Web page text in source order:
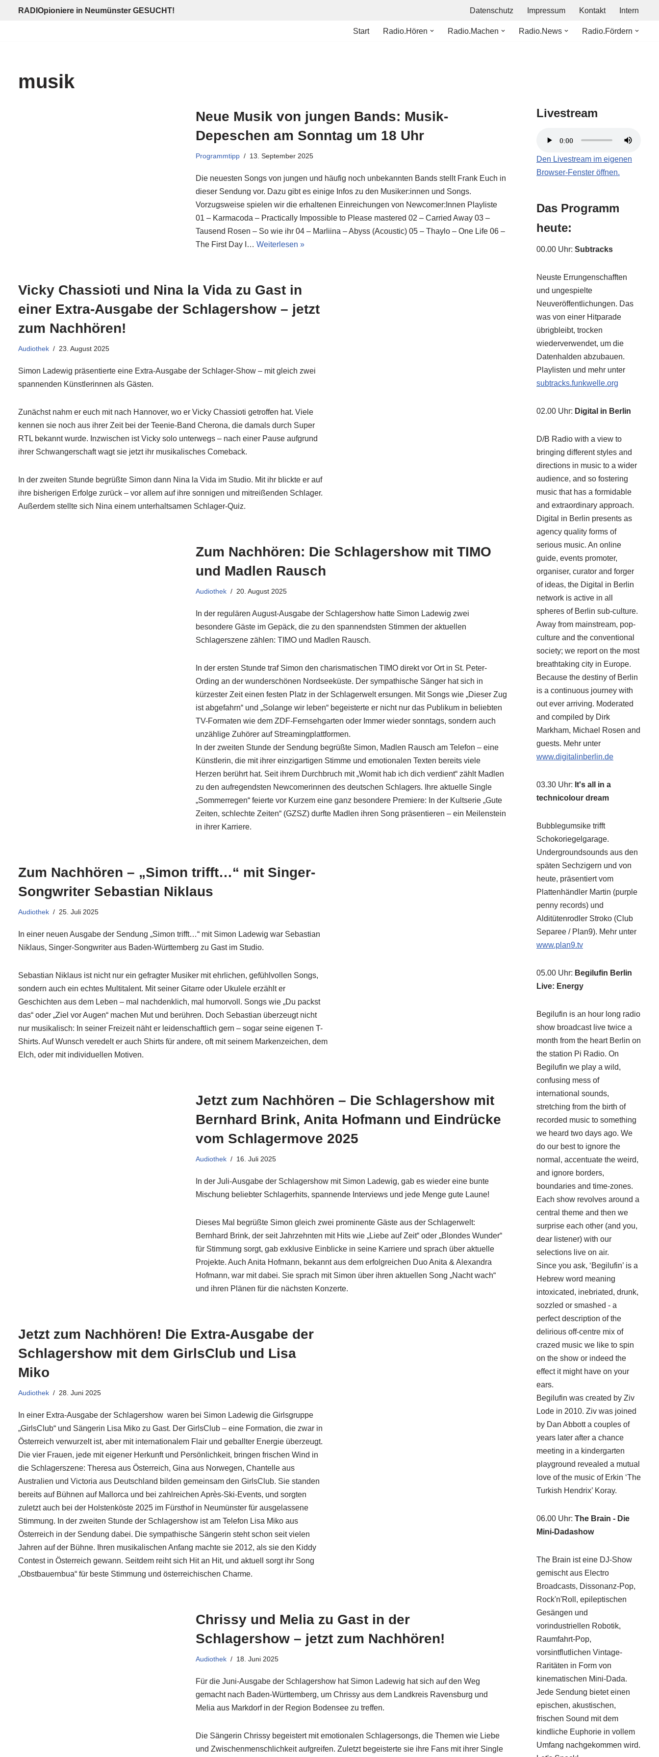
RADIOpioniere in Neumünster GESUCHT! Datenschutz Impressum Kontakt Intern
Start Radio.Hören Radio.Machen Radio.News Radio.Fördern
musik
Neue Musik von jungen Bands: Musik-
Depeschen am Sonntag um 18 Uhr
Programmtipp 13. September 2025
Die neuesten Songs von jungen und häufig noch unbekannten Bands stellt Frank Euch in
dieser Sendung vor. Dazu gibt es einige Infos zu den Musiker:innen und Songs.
Vorzugsweise spielen wir die erhaltenen Einreichungen von Newcomer:Innen Playliste
01 – Karmacoda – Practically Impossible to Please mastered 02 – Carried Away 03 –
Tausend Rosen – So wie ihr 04 – Marliina – Abyss (Acoustic) 05 – Thaylo – One Life 06 –
The First Day I… Weiterlesen »
Vicky Chassioti und Nina la Vida zu Gast in
einer Extra-Ausgabe der Schlagershow – jetzt
zum Nachhören!
Audiothek 23. August 2025
Simon Ladewig präsentierte eine Extra-Ausgabe der Schlager-Show – mit gleich zwei
spannenden Künstlerinnen als Gästen.
Zunächst nahm er euch mit nach Hannover, wo er Vicky Chassioti getroffen hat. Viele
kennen sie noch aus ihrer Zeit bei der Teenie-Band Cherona, die damals durch Super
RTL bekannt wurde. Inzwischen ist Vicky solo unterwegs – nach einer Pause aufgrund
ihrer Schwangerschaft wagt sie jetzt ihr musikalisches Comeback.
In der zweiten Stunde begrüßte Simon dann Nina la Vida im Studio. Mit ihr blickte er auf
ihre bisherigen Erfolge zurück – vor allem auf ihre sonnigen und mitreißenden Schlager.
Außerdem stellte sich Nina einem unterhaltsamen Schlager-Quiz.
Zum Nachhören: Die Schlagershow mit TIMO
und Madlen Rausch
Audiothek 20. August 2025
In der regulären August-Ausgabe der Schlagershow hatte Simon Ladewig zwei
besondere Gäste im Gepäck, die zu den spannendsten Stimmen der aktuellen
Schlagerszene zählen: TIMO und Madlen Rausch.
In der ersten Stunde traf Simon den charismatischen TIMO direkt vor Ort in St. Peter-
Ording an der wunderschönen Nordseeküste. Der sympathische Sänger hat sich in
kürzester Zeit einen festen Platz in der Schlagerwelt ersungen. Mit Songs wie „Dieser Zug
ist abgefahrn“ und „Solange wir leben“ begeisterte er nicht nur das Publikum in beliebten
TV-Formaten wie dem ZDF-Fernsehgarten oder Immer wieder sonntags, sondern auch
unzählige Zuhörer auf Streamingplattformen.
In der zweiten Stunde der Sendung begrüßte Simon, Madlen Rausch am Telefon – eine
Künstlerin, die mit ihrer einzigartigen Stimme und emotionalen Texten bereits viele
Herzen berührt hat. Seit ihrem Durchbruch mit „Womit hab ich dich verdient“ zählt Madlen
zu den aufregendsten Newcomerinnen des deutschen Schlagers. Ihre aktuelle Single
„Sommerregen“ feierte vor Kurzem eine ganz besondere Premiere: In der Kultserie „Gute
Zeiten, schlechte Zeiten“ (GZSZ) durfte Madlen ihren Song präsentieren – ein Meilenstein
in ihrer Karriere.
Zum Nachhören – „Simon trifft…“ mit Singer-
Songwriter Sebastian Niklaus
Audiothek 25. Juli 2025
In einer neuen Ausgabe der Sendung „Simon trifft…“ mit Simon Ladewig war Sebastian
Niklaus, Singer-Songwriter aus Baden-Württemberg zu Gast im Studio.
Sebastian Niklaus ist nicht nur ein gefragter Musiker mit ehrlichen, gefühlvollen Songs,
sondern auch ein echtes Multitalent. Mit seiner Gitarre oder Ukulele erzählt er
Geschichten aus dem Leben – mal nachdenklich, mal humorvoll. Songs wie „Du packst
das“ oder „Ziel vor Augen“ machen Mut und berühren. Doch Sebastian überzeugt nicht
nur musikalisch: In seiner Freizeit näht er leidenschaftlich gern – sogar seine eigenen T-
Shirts. Auf Wunsch veredelt er auch Shirts für andere, oft mit seinem Markenzeichen, dem
Elch, oder mit individuellen Motiven.
Jetzt zum Nachhören – Die Schlagershow mit
Bernhard Brink, Anita Hofmann und Eindrücke
vom Schlagermove 2025
Audiothek 16. Juli 2025
In der Juli-Ausgabe der Schlagershow mit Simon Ladewig, gab es wieder eine bunte
Mischung beliebter Schlagerhits, spannende Interviews und jede Menge gute Laune!
Dieses Mal begrüßte Simon gleich zwei prominente Gäste aus der Schlagerwelt:
Bernhard Brink, der seit Jahrzehnten mit Hits wie „Liebe auf Zeit“ oder „Blondes Wunder“
für Stimmung sorgt, gab exklusive Einblicke in seine Karriere und sprach über aktuelle
Projekte. Auch Anita Hofmann, bekannt aus dem erfolgreichen Duo Anita & Alexandra
Hofmann, war mit dabei. Sie sprach mit Simon über ihren aktuellen Song „Nacht wach“
und ihren Plänen für die nächsten Konzerte.
Jetzt zum Nachhören! Die Extra-Ausgabe der
Schlagershow mit dem GirlsClub und Lisa
Miko
Audiothek 28. Juni 2025
In einer Extra-Ausgabe der Schlagershow waren bei Simon Ladewig die Girlsgruppe
„GirlsClub“ und Sängerin Lisa Miko zu Gast. Der GirlsClub – eine Formation, die zwar in
Österreich verwurzelt ist, aber mit internationalem Flair und geballter Energie überzeugt.
Die vier Frauen, jede mit eigener Herkunft und Persönlichkeit, bringen frischen Wind in
die Schlagerszene: Theresa aus Österreich, Gina aus Norwegen, Chantelle aus
Australien und Victoria aus Deutschland bilden gemeinsam den GirlsClub. Sie standen
bereits auf Bühnen auf Mallorca und bei zahlreichen Après-Ski-Events, und sorgten
zuletzt auch bei der Holstenköste 2025 im Fürsthof in Neumünster für ausgelassene
Stimmung. In der zweiten Stunde der Schlagershow ist am Telefon Lisa Miko aus
Österreich in der Sendung dabei. Die sympathische Sängerin steht schon seit vielen
Jahren auf der Bühne. Ihren musikalischen Anfang machte sie 2012, als sie den Kiddy
Contest in Österreich gewann. Seitdem reiht sich Hit an Hit, und aktuell sorgt ihr Song
„Obstbauernbua“ für beste Stimmung und österreichischen Charme.
Chrissy und Melia zu Gast in der
Schlagershow – jetzt zum Nachhören!
Audiothek 18. Juni 2025
Für die Juni-Ausgabe der Schlagershow hat Simon Ladewig hat sich auf den Weg
gemacht nach Baden-Württemberg, um Chrissy aus dem Landkreis Ravensburg und
Melia aus Markdorf in der Region Bodensee zu treffen.
Die Sängerin Chrissy begeistert mit emotionalen Schlagersongs, die Themen wie Liebe
und Zwischenmenschlichkeit aufgreifen. Zuletzt begeisterte sie ihre Fans mit ihrer Single
Livestream
Den Livestream im eigenen
Browser-Fenster öffnen.
Das Programm
heute:
00.00 Uhr: Subtracks
Neuste Errungenschafften
und ungespielte
Neuveröffentlichungen. Das
was von einer Hitparade
übrigbleibt, trocken
wiederverwendet, um die
Datenhalden abzubauen.
Playlisten und mehr unter
subtracks.funkwelle.org
02.00 Uhr: Digital in Berlin
D/B Radio with a view to
bringing different styles and
directions in music to a wider
audience, and so fostering
music that has a formidable
and extraordinary approach.
Digital in Berlin presents as
agency quality forms of
serious music. An online
guide, events promoter,
organiser, curator and forger
of ideas, the Digital in Berlin
network is active in all
spheres of Berlin sub-culture.
Away from mainstream, pop-
culture and the conventional
society; we report on the most
breathtaking city in Europe.
Because the destiny of Berlin
is a continuous journey with
out ever arriving. Moderated
and compiled by Dirk
Markham, Michael Rosen and
guests. Mehr unter
www.digitalinberlin.de
03.30 Uhr: It's all in a
technicolour dream
Bubblegumsike trifft
Schokoriegelgarage.
Undergroundsounds aus den
späten Sechzigern und von
heute, präsentiert vom
Plattenhändler Martin (purple
penny records) und
Alditütenrodler Stroko (Club
Separee / Plan9). Mehr unter
www.plan9.tv
05.00 Uhr: Begilufin Berlin
Live: Energy
Begilufin is an hour long radio
show broadcast live twice a
month from the heart Berlin on
the station Pi Radio. On
Begilufin we play a wild,
confusing mess of
international sounds,
stretching from the birth of
recorded music to something
we heard two days ago. We
do our best to ignore the
normal, accentuate the weird,
and ignore borders,
boundaries and time-zones.
Each show revolves around a
central theme and then we
surprise each other (and you,
dear listener) with our
selections live on air.
Since you ask, ‘Begilufin’ is a
Hebrew word meaning
intoxicated, inebriated, drunk,
sozzled or smashed - a
perfect description of the
delirious off-centre mix of
crazed music we like to spin
on the show or indeed the
effect it might have on your
ears.
Begilufin was created by Ziv
Lode in 2010. Ziv was joined
by Dan Abbott a couples of
years later after a chance
meeting in a kindergarten
playground revealed a mutual
love of the music of Erkin ‘The
Turkish Hendrix’ Koray.
06.00 Uhr: The Brain - Die
Mini-Dadashow
The Brain ist eine DJ-Show
gemischt aus Electro
Broadcasts, Dissonanz-Pop,
Rock'n'Roll, epileptischen
Gesängen und
vorindustriellen Robotik,
Raumfahrt-Pop,
vorsintflutlichen Vintage-
Raritäten in Form von
kinematischen Mini-Dada.
Jede Sendung bietet einen
epischen, akustischen,
frischen Sound mit dem
kindliche Euphorie in vollem
Umfang nachgekommen wird.